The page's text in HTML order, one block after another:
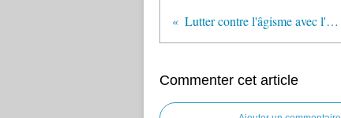
Lutter contre l'âgisme avec l'OMS
Commenter cet article